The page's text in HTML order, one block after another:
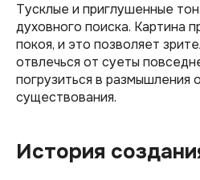
Тусклые и приглушенные
духовного поиска. Картина
покоя, и это позволяет
отвлечься от суеты
погрузиться в размышления
существования.
История